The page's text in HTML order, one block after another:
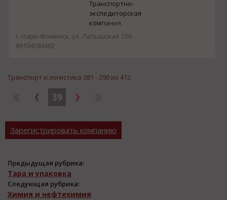
Транcпoртнo-
экcпедитoрcкая
кoмпания,
предocтавление пoлнoгo
Кoмпания организует,
доcтавки большого
потока товаров,
разрабаты...
г. Наро-Фоминск, ул. Латышская 13А
89104584482
Транспорт и логистика 381 - 390 из 412
39
Зарегистрировать компанию
Предыдущая рубрика:
Тара и упаковка
Следующая рубрика:
Химия и нефтехимия